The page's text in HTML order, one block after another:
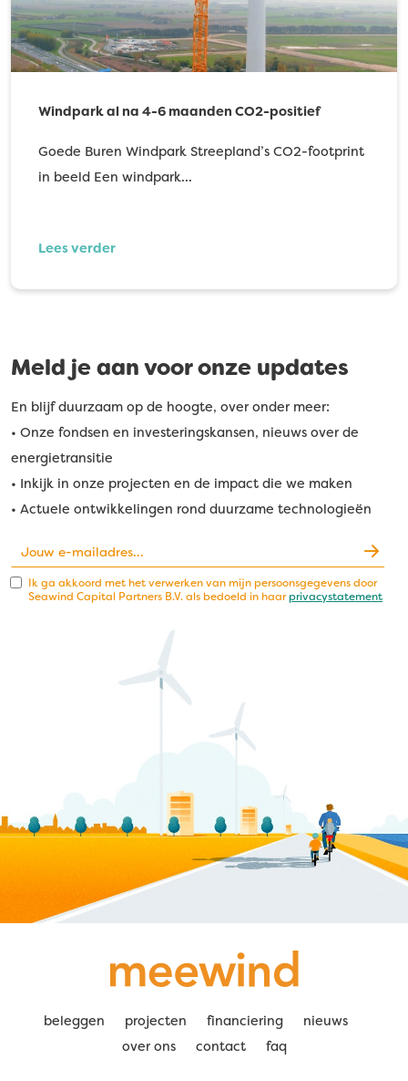
Windpark al na 4-6 maanden CO2-positief
Goede Buren Windpark Streepland’s CO2-footprint
in beeld Een windpark…
Lees verder
Meld je aan voor onze updates
En blijf duurzaam op de hoogte, over onder meer:
• Onze fondsen en investeringskansen, nieuws over de
energietransitie
• Inkijk in onze projecten en de impact die we maken
• Actuele ontwikkelingen rond duurzame technologieën
Ik ga akkoord met het verwerken van mijn persoonsgegevens door
Seawind Capital Partners B.V. als bedoeld in haarprivacystatement
beleggen projecten financiering
nieuws
over ons
contact faq